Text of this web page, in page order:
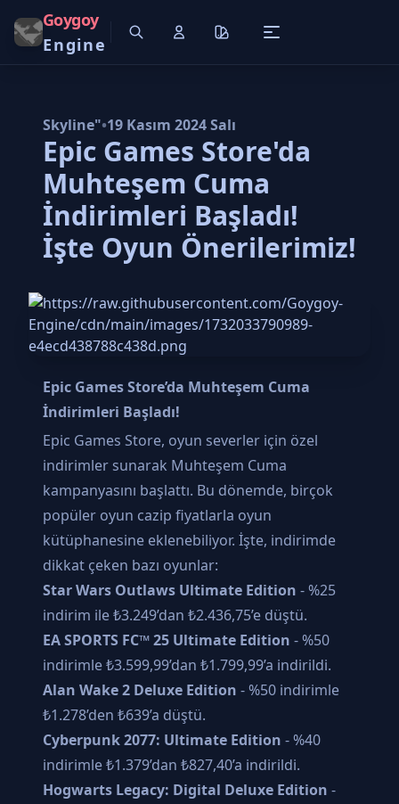
Goygoy
Engine
Skyline"•19 Kasım 2024 Salı
Epic Games Store'da
Muhteşem Cuma
İndirimleri Başladı!
İşte Oyun Önerilerimiz!
Epic Games Store’da Muhteşem Cuma
İndirimleri Başladı!
Epic Games Store, oyun severler için özel
indirimler sunarak Muhteşem Cuma
kampanyasını başlattı. Bu dönemde, birçok
popüler oyun cazip fiyatlarla oyun
kütüphanesine eklenebiliyor. İşte, indirimde
dikkat çeken bazı oyunlar:
Star Wars Outlaws Ultimate Edition - %25
indirim ile ₺3.249’dan ₺2.436,75’e düştü.
EA SPORTS FC™ 25 Ultimate Edition - %50
indirimle ₺3.599,99’dan ₺1.799,99’a indirildi.
Alan Wake 2 Deluxe Edition - %50 indirimle
₺1.278’den ₺639’a düştü.
Cyberpunk 2077: Ultimate Edition - %40
indirimle ₺1.379’dan ₺827,40’a indirildi.
Hogwarts Legacy: Digital Deluxe Edition -